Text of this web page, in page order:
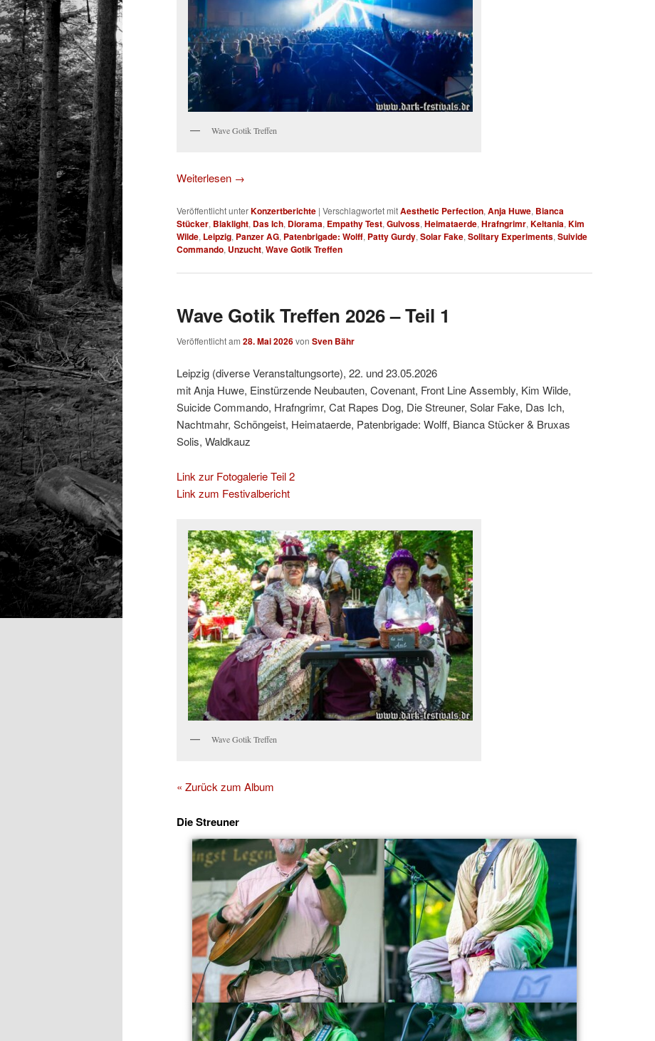
Wave Gotik Treffen
Weiterlesen →
Veröffentlicht unterKonzertberichte | Verschlagwortet mitAesthetic Perfection, Anja Huwe, Bianca
Stücker, Blaklight, Das Ich, Diorama, Empathy Test, Gulvoss, Heimataerde, Hrafngrimr, Keltania, Kim
Wilde, Leipzig, Panzer AG, Patenbrigade: Wolff, Patty Gurdy, Solar Fake, Solitary Experiments, Suivide
Commando, Unzucht, Wave Gotik Treffen
Wave Gotik Treffen 2026 – Teil 1
Veröffentlicht am 28. Mai 2026von Sven Bähr
Leipzig (diverse Veranstaltungsorte), 22. und 23.05.2026
mit Anja Huwe, Einstürzende Neubauten, Covenant, Front Line Assembly, Kim Wilde,
Suicide Commando, Hrafngrimr, Cat Rapes Dog, Die Streuner, Solar Fake, Das Ich,
Nachtmahr, Schöngeist, Heimataerde, Patenbrigade: Wolff, Bianca Stücker & Bruxas
Solis, Waldkauz
Link zur Fotogalerie Teil 2
Link zum Festivalbericht
Wave Gotik Treffen
« Zurück zum Album
Die Streuner